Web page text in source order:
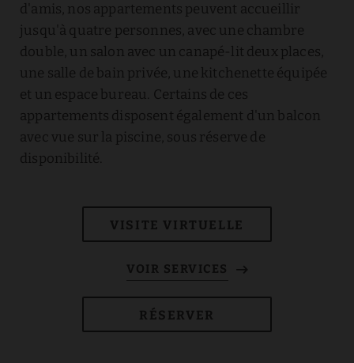
d'amis, nos appartements peuvent accueillir
jusqu'à quatre personnes, avec une chambre
double, un salon avec un canapé-lit deux places,
une salle de bain privée, une kitchenette équipée
et un espace bureau. Certains de ces
appartements disposent également d'un balcon
avec vue sur la piscine, sous réserve de
disponibilité.
VISITE VIRTUELLE
RÉSERVER